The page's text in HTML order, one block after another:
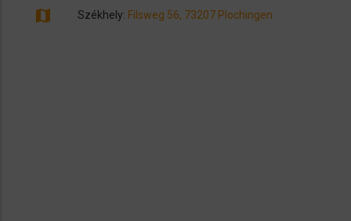
map Székhely: Filsweg 56, 73207 Plochingen